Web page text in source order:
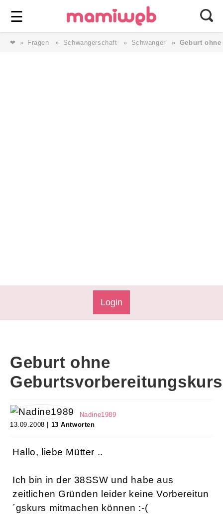
☰ ⎯ Wir lieben Familie ⎯
❤ Fragen Schwangerschaft Schwanger Geburt
Login
Geburt ohne
Nadine1989
13.09.2008 | 13 Antworten
Hallo, liebe Mütter ..
Ich bin in der 38SSW und habe aus
zeitlichen Gründen leider keine Vorbereitun
´gskurs mitmachen können :-(